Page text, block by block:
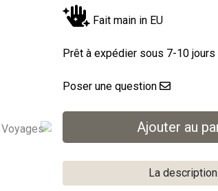
Fait main in EU
Prêt à expédier sous 7-10 jours
Poser une question
La description